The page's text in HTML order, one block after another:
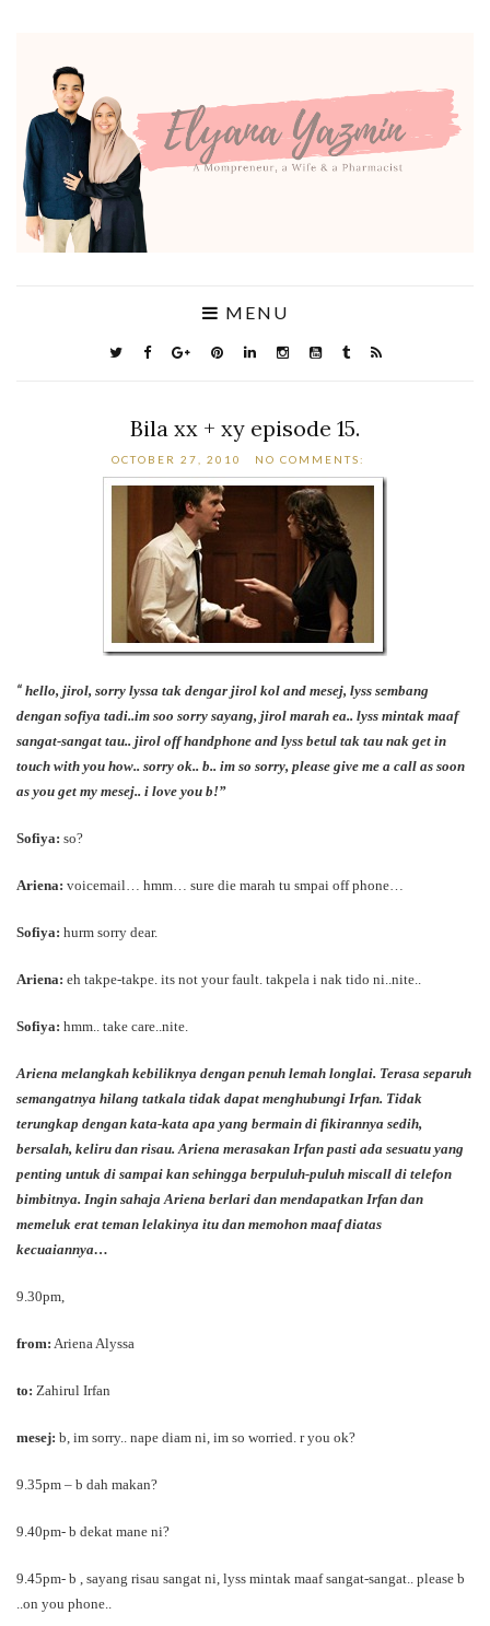
MENU
Bila xx + xy episode 15.
OCTOBER 27, 2010 NO COMMENTS:
“ hello, jirol, sorry lyssa tak dengar jirol kol and mesej, lyss sembang
dengan sofiya tadi..im soo sorry sayang, jirol marah ea.. lyss mintak maaf
sangat-sangat tau.. jirol off handphone and lyss betul tak tau nak get in
touch with you how.. sorry ok.. b.. im so sorry, please give me a call as soon
as you get my mesej.. i love you b!”
Sofiya: so?
Ariena: voicemail… hmm… sure die marah tu smpai off phone…
Sofiya: hurm sorry dear.
Ariena: eh takpe-takpe. its not your fault. takpela i nak tido ni..nite..
Sofiya: hmm.. take care..nite.
Ariena melangkah kebiliknya dengan penuh lemah longlai. Terasa separuh
semangatnya hilang tatkala tidak dapat menghubungi Irfan. Tidak
terungkap dengan kata-kata apa yang bermain di fikirannya sedih,
bersalah, keliru dan risau. Ariena merasakan Irfan pasti ada sesuatu yang
penting untuk di sampai kan sehingga berpuluh-puluh miscall di telefon
bimbitnya. Ingin sahaja Ariena berlari dan mendapatkan Irfan dan
memeluk erat teman lelakinya itu dan memohon maaf diatas
kecuaiannya…
9.30pm,
from: Ariena Alyssa
to: Zahirul Irfan
mesej: b, im sorry.. nape diam ni, im so worried. r you ok?
9.35pm – b dah makan?
9.40pm- b dekat mane ni?
9.45pm- b , sayang risau sangat ni, lyss mintak maaf sangat-sangat.. please b
..on you phone..